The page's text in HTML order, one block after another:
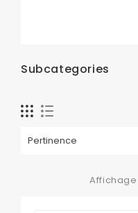
Subcategories
Pertinence
Affichage